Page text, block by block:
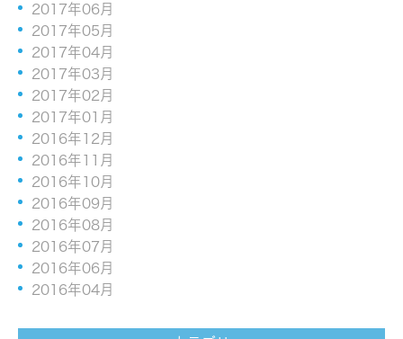
2017年06月
2017年05月
2017年04月
2017年03月
2017年02月
2017年01月
2016年12月
2016年11月
2016年10月
2016年09月
2016年08月
2016年07月
2016年06月
2016年04月